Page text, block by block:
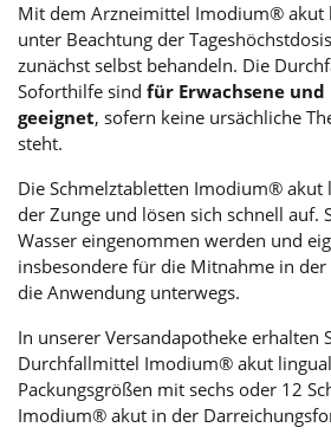
Mit dem Arzneimittel Imodium® akut
unter Beachtung der
zunächst selbst behandeln. Die
Soforthilfe sind für Erwachsene und
geeignet, sofern keine ursächliche
steht.
Die Schmelztabletten Imodium® akut
der Zunge und lösen sich schnell auf.
Wasser eingenommen werden und
insbesondere für die Mitnahme in der
die Anwendung unterwegs.
In unserer Versandapotheke erhalten
Durchfallmittel Imodium® akut
Packungsgrößen mit sechs oder 12
Imodium® akut in der